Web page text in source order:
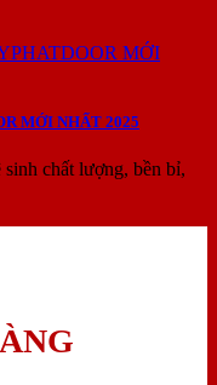
MỚI NHẤT 2025
chất lượng, bền bỉ,